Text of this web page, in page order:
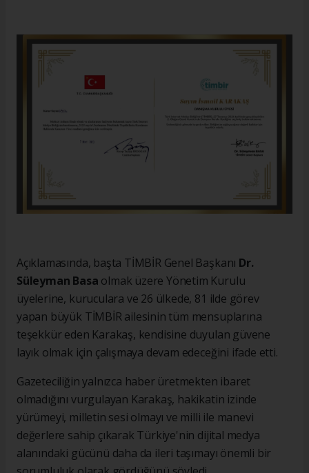
Açıklamasında, başta TİMBİR Genel Başkanı Dr.
Süleyman Basa olmak üzere Yönetim Kurulu
üyelerine, kuruculara ve 26 ülkede, 81 ilde görev
yapan büyük TİMBİR ailesinin tüm mensuplarına
teşekkür eden Karakaş, kendisine duyulan güvene
layık olmak için çalışmaya devam edeceğini ifade etti.
Gazeteciliğin yalnızca haber üretmekten ibaret
olmadığını vurgulayan Karakaş, hakikatin izinde
yürümeyi, milletin sesi olmayı ve milli ile manevi
değerlere sahip çıkarak Türkiye'nin dijital medya
alanındaki gücünü daha da ileri taşımayı önemli bir